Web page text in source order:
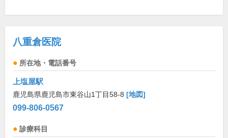
八重倉医院
所在地・電話番号
上塩屋駅
鹿児島県鹿児島市東谷山1丁目58-8 [地図]
099-806-0567
診療科目